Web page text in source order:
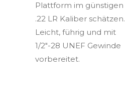
Plattform im günstigen
.22 LR Kaliber schätzen.
Leicht, führig und mit
1/2"-28 UNEF Gewinde
vorbereitet.